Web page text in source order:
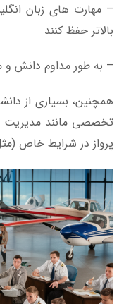
بالاتر حفظ کنند
– به طور مداوم دانش و
همچنین، بسیاری از
تخصصی مانند مدیریت
پرواز در شرایط خاص